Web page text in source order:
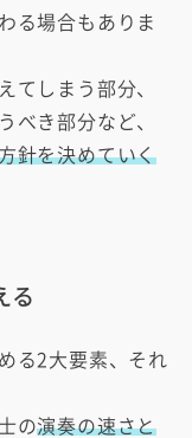
る場合もありま
てしまう部分、
べき部分など、
針を決めていく
る
る2大要素、それ
の演奏の速さと